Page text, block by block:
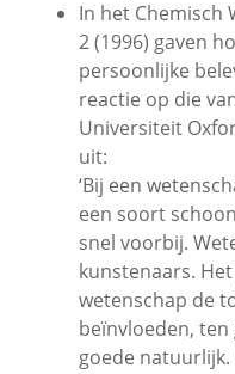
In het Chemisch
2 (1996) gaven
persoonlijke
reactie op die
Universiteit
uit:
‘Bij een
een soort
snel voorbij.
kunstenaars.
wetenschap de
beïnvloeden, ten
goede